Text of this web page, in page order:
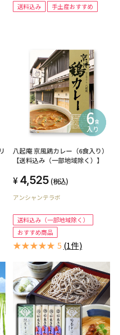
送料込み 手土産おすすめ
八起庵 京風鶏カレー（6食入り）
【送料込み（一部地域除く）】
4,525 (税込)
アンシャンテラボ
送料込み（一部地域除く）
おすすめ商品
★★★★★ 5 (1件)